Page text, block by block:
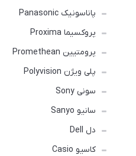
پاناسونیک Panasonic
پروکسیما Proxima
پرومتیین Promethean
پلی ویژن Polyvision
سونی Sony
سانیو Sanyo
دل Dell
کاسیو Casio